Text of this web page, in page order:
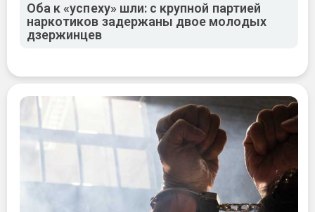
Оба к «успеху» шли: с крупной партией
наркотиков задержаны двое молодых
дзержинцев